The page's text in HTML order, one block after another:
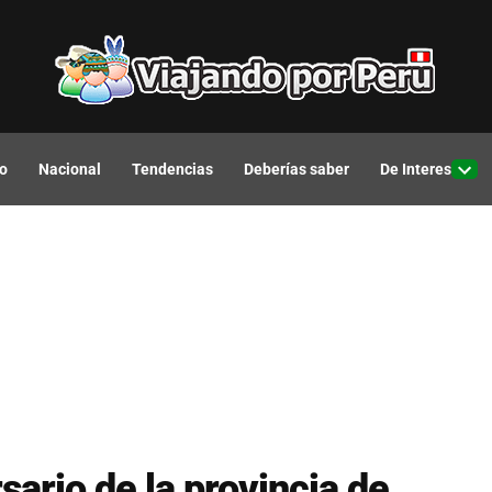
Nacional Tendencias Deberías saber De Interes